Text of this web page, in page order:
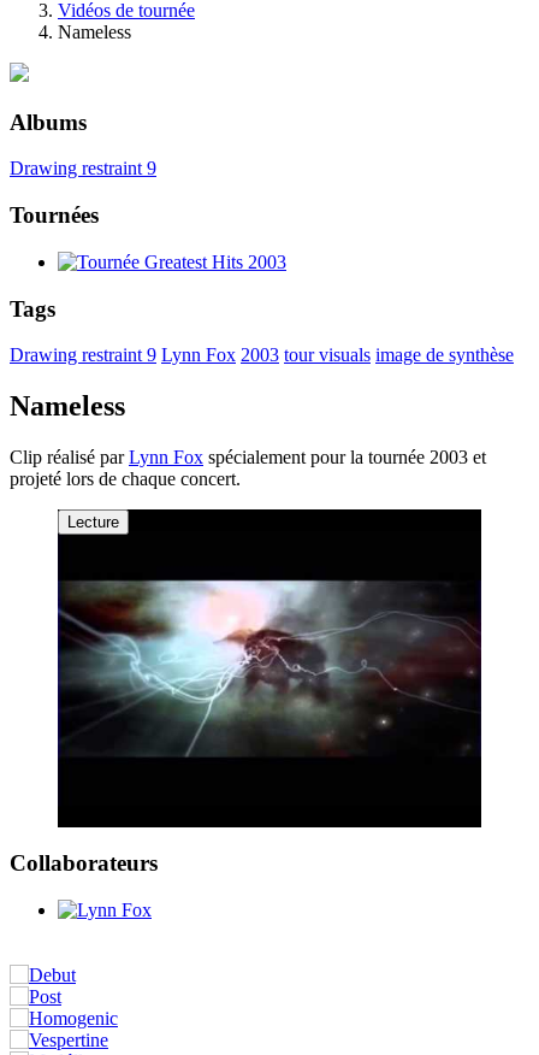
Vidéos de tournée
Nameless
Albums
Drawing restraint 9
Tournées
Tags
Drawing restraint 9 Lynn Fox 2003 tour visuals image de synthèse
Nameless
Clip réalisé parLynn Fox spécialement pour la tournée 2003 et
projeté lors de chaque concert.
Lecture
Collaborateurs